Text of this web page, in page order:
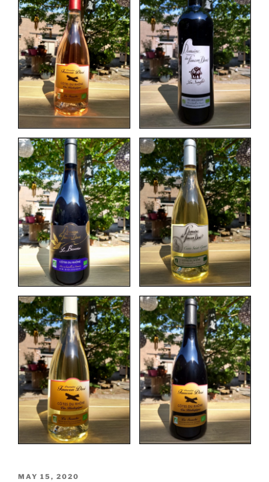
POSTED
MAY 15, 2020